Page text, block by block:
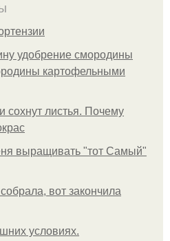
удобрение смородины
картофельными
сохнут листья. Почему
выращивать "тот Самый"
вот закончила
условиях.